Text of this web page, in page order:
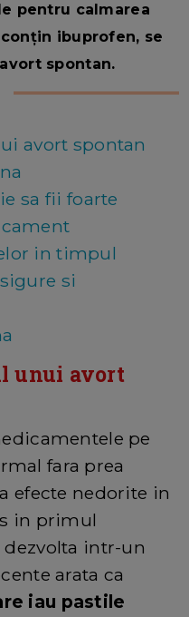
pentru calmarea
ibuprofen, se
spontan.
avort spontan
sa fii foarte
in timpul
si
unui avort
pe
fara prea
efecte nedorite in
in primul
intr-un
arata ca
iau pastile